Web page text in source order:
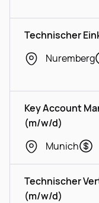
Technischer
Nuremberg
Key Account
(m/w/d)
Munich
Technischer
(m/w/d)